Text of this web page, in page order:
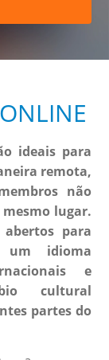
ideais para
remota,
não
lugar.
para
um idioma
e
cultural
partes do